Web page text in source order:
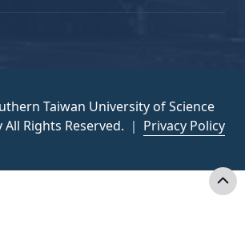
Taiwan University of Science
Rights Reserved. ｜ Privacy Policy